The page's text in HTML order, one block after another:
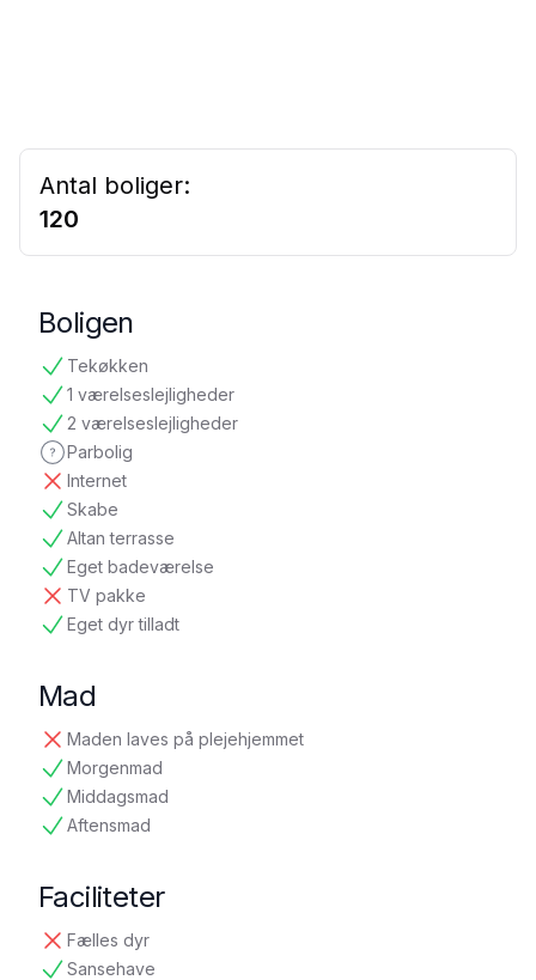
Antal boliger:
120
Boligen
Tekøkken
tilgængelig
1 værelseslejligheder
tilgængelig
2 værelseslejligheder
tilgængelig
Parbolig
ikke oplyst
Internet
ikke tilgængelig
Skabe
tilgængelig
Altan terrasse
tilgængelig
Eget badeværelse
tilgængelig
TV pakke
ikke tilgængelig
Eget dyr tilladt
tilgængelig
Mad
Maden laves på plejehjemmet
ikke tilgængelig
Morgenmad
tilgængelig
Middagsmad
tilgængelig
Aftensmad
tilgængelig
Faciliteter
Fælles dyr
ikke tilgængelig
Sansehave